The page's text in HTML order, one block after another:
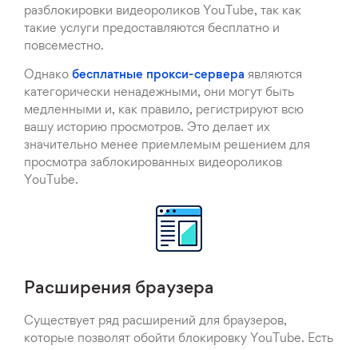
разблокировки видеороликов YouTube, так как
такие услуги предоставляются бесплатно и
повсеместно.
Однако бесплатные прокси-сервера являются
категорически ненадежными, они могут быть
медленными и, как правило, регистрируют всю
вашу историю просмотров. Это делает их
значительно менее приемлемым решением для
просмотра заблокированных видеороликов
YouTube.
Расширения браузера
Существует ряд расширений для браузеров,
которые позволят обойти блокировку YouTube. Есть